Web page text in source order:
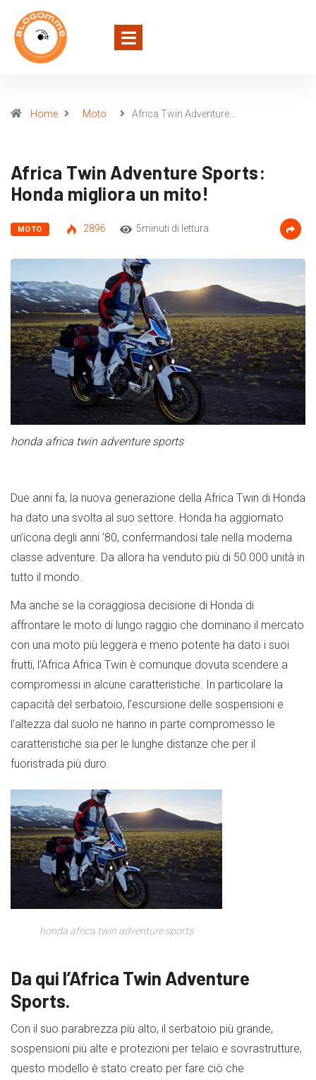
Home Moto Africa Twin Adventure…
Africa Twin Adventure Sports:
Honda migliora un mito!
MOTO 2896 5minuti di lettura
honda africa twin adventure sports
Due anni fa, la nuova generazione della Africa Twin di Honda
ha dato una svolta al suo settore. Honda ha aggiornato
un’icona degli anni ’80, confermandosi tale nella moderna
classe adventure. Da allora ha venduto più di 50.000 unità in
tutto il mondo.
Ma anche se la coraggiosa decisione di Honda di
affrontare le moto di lungo raggio che dominano il mercato
con una moto più leggera e meno potente ha dato i suoi
frutti, l’Africa Africa Twin è comunque dovuta scendere a
compromessi in alcune caratteristiche. In particolare la
capacità del serbatoio, l’escursione delle sospensioni e
l’altezza dal suolo ne hanno in parte compromesso le
caratteristiche sia per le lunghe distanze che per il
fuoristrada più duro.
honda africa twin adventure sports
Da qui l’Africa Twin Adventure
Sports.
Con il suo parabrezza più alto, il serbatoio più grande,
sospensioni più alte e protezioni per telaio e sovrastrutture,
questo modello è stato creato per fare ciò che